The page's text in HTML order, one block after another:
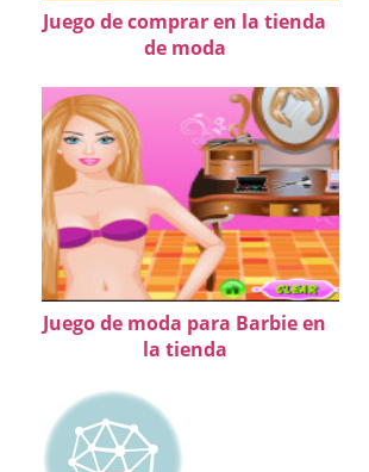
Juego de comprar en la tienda
de moda
Juego de moda para Barbie en
la tienda